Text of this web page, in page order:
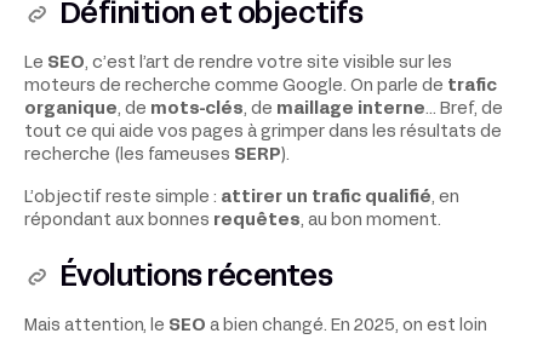
Définition et objectifs
Le SEO, c’est l’art de rendre votre site visible sur les
moteurs de recherche comme Google. On parle de trafic
organique, de mots-clés, de maillage interne… Bref, de
tout ce qui aide vos pages à grimper dans les résultats de
recherche (les fameuses SERP).
L’objectif reste simple : attirer un trafic qualifié, en
répondant aux bonnes requêtes, au bon moment.
Évolutions récentes
Mais attention, le SEO a bien changé. En 2025, on est loin